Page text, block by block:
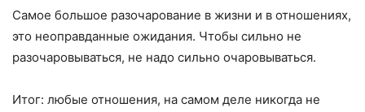
Самое большое разочарование в жизни и в отношениях,
это неоправданные ожидания. Чтобы сильно не
разочаровываться, не надо сильно очаровываться.
Итог: любые отношения, на самом деле никогда не